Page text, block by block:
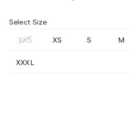
Select Size
XXS XS S M
XXXL